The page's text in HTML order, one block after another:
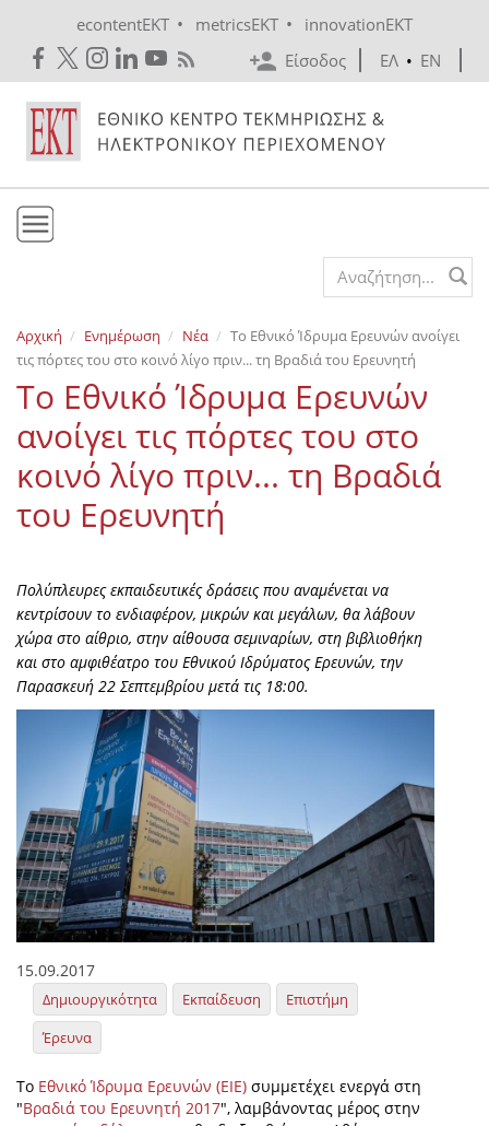
econtentEKT • metricsEKT •
innovationEKT
Είσοδος
ΕΛ • EN
Εκδόσεις
Επικοινωνία
Search form
Αρχική Ενημέρωση Νέα
Το Εθνικό Ίδρυμα Ερευνών ανοίγει
τις πόρτες του στο κοινό λίγο πριν... τη Βραδιά του Ερευνητή
Το Εθνικό Ίδρυμα Ερευνών
ανοίγει τις πόρτες του στο
κοινό λίγο πριν... τη Βραδιά
του Ερευνητή
Πολύπλευρες εκπαιδευτικές δράσεις που αναμένεται να
κεντρίσουν το ενδιαφέρον, μικρών και μεγάλων, θα λάβουν
χώρα στο αίθριο, στην αίθουσα σεμιναρίων, στη βιβλιοθήκη
και στο αμφιθέατρο του Εθνικού Ιδρύματος Ερευνών, την
Παρασκευή 22 Σεπτεμβρίου μετά τις 18:00.
15.09.2017
Δημιουργικότητα Εκπαίδευση
Επιστήμη
Έρευνα
Το Εθνικό Ίδρυμα Ερευνών (ΕΙΕ) συμμετέχει ενεργά στη
"Βραδιά του Ερευνητή 2017", λαμβάνοντας μέρος στην